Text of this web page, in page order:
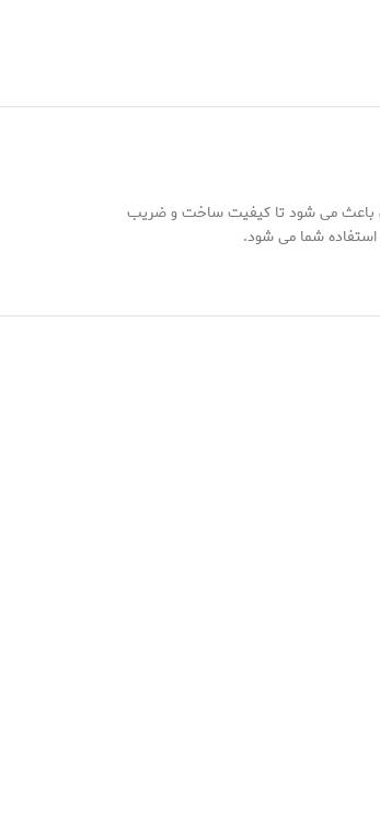
همچنین باعث می شود تا کیفیت ساخت و ضریب
شما می شود.